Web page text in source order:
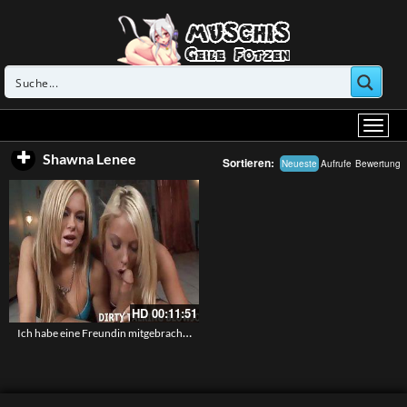
Shawna Lenee Sortieren: Neueste Aufrufe Bewertung
HD00:11:51
Ich habe eine Freundin mitgebracht die mir hilft deinen Schwanz zu lutschen – Joi Wichsanleitung